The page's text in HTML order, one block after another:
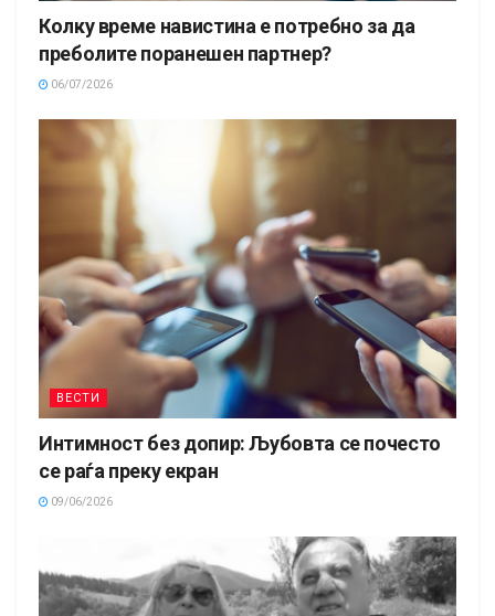
Колку време навистина е потребно за да
преболите поранешен партнер?
06/07/2026
ВЕСТИ
Интимност без допир: Љубовта се почесто
се раѓа преку екран
09/06/2026